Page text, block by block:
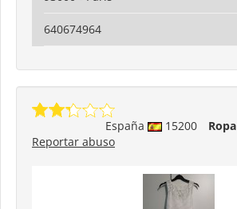
640674964
España 15200
Ropa
Reportar abuso